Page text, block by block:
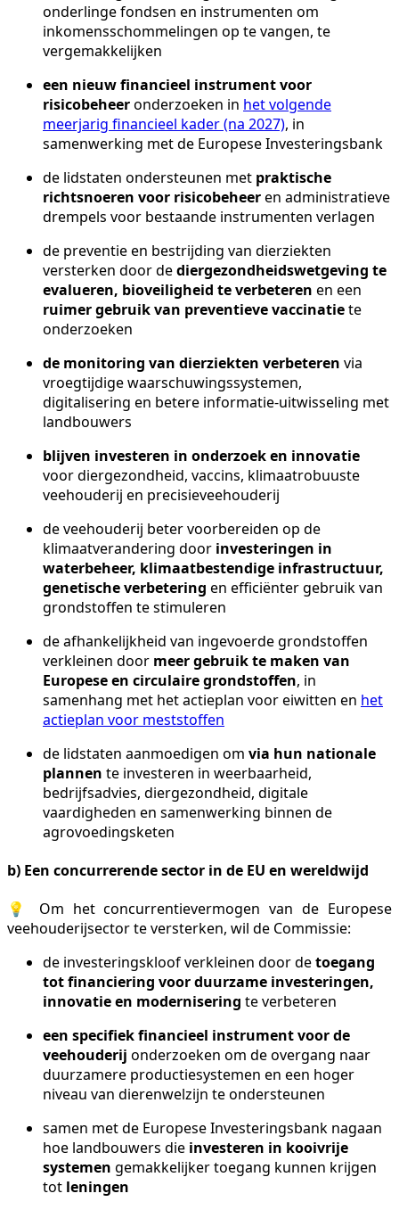
onderlinge fondsen en instrumenten om
inkomensschommelingen op te vangen, te
vergemakkelijken
een nieuw financieel instrument voor
risicobeheeronderzoeken in het volgende
meerjarig financieel kader (na 2027), in
samenwerking met de Europese Investeringsbank
de lidstaten ondersteunen met praktische
richtsnoeren voor risicobeheeren administratieve
drempels voor bestaande instrumenten verlagen
de preventie en bestrijding van dierziekten
versterken door dediergezondheidswetgeving te
evalueren, bioveiligheid te verbeteren en een
ruimer gebruik van preventieve vaccinatiete
onderzoeken
de monitoring van dierziekten verbeteren via
vroegtijdige waarschuwingssystemen,
digitalisering en betere informatie-uitwisseling met
landbouwers
blijven investeren in onderzoek en innovatie
voor diergezondheid, vaccins, klimaatrobuuste
veehouderij en precisieveehouderij
de veehouderij beter voorbereiden op de
klimaatverandering door investeringen in
waterbeheer, klimaatbestendige infrastructuur,
genetische verbetering en efficiënter gebruik van
grondstoffen te stimuleren
de afhankelijkheid van ingevoerde grondstoffen
verkleinen door meer gebruik te maken van
Europese en circulaire grondstoffen, in
samenhang met het actieplan voor eiwitten en het
actieplan voor meststoffen
de lidstaten aanmoedigen om via hun nationale
plannen te investeren in weerbaarheid,
bedrijfsadvies, diergezondheid, digitale
vaardigheden en samenwerking binnen de
agrovoedingsketen
b) Een concurrerende sector in de EU en wereldwijd
💡 Om het concurrentievermogen van de Europese
veehouderijsector te versterken, wil de Commissie:
de investeringskloof verkleinen door detoegang
tot financiering voor duurzame investeringen,
innovatie en modernisering te verbeteren
een specifiek financieel instrument voor de
veehouderij onderzoeken om de overgang naar
duurzamere productiesystemen en een hoger
niveau van dierenwelzijn te ondersteunen
samen met de Europese Investeringsbank nagaan
hoe landbouwers die investeren in kooivrije
systemen gemakkelijker toegang kunnen krijgen
tot leningen